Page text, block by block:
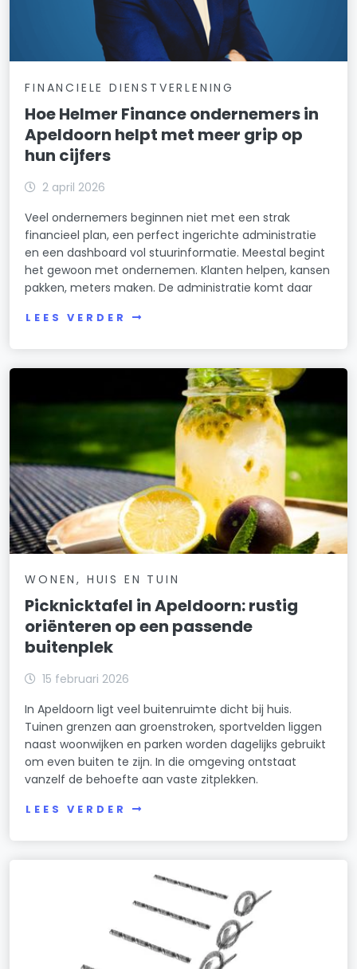
FINANCIELE DIENSTVERLENING
Hoe Helmer Finance ondernemers in
Apeldoorn helpt met meer grip op
hun cijfers
2 april 2026
Veel ondernemers beginnen niet met een strak
financieel plan, een perfect ingerichte administratie
en een dashboard vol stuurinformatie. Meestal begint
het gewoon met ondernemen. Klanten helpen, kansen
pakken, meters maken. De administratie komt daar
LEES VERDER
WONEN, HUIS EN TUIN
Picknicktafel in Apeldoorn: rustig
oriënteren op een passende
buitenplek
15 februari 2026
In Apeldoorn ligt veel buitenruimte dicht bij huis.
Tuinen grenzen aan groenstroken, sportvelden liggen
naast woonwijken en parken worden dagelijks gebruikt
om even buiten te zijn. In die omgeving ontstaat
vanzelf de behoefte aan vaste zitplekken.
LEES VERDER